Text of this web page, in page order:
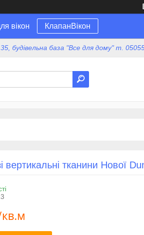
вікон КлапанВікон
будівельна база "Все для дому" т.
вертикальні тканини Нової